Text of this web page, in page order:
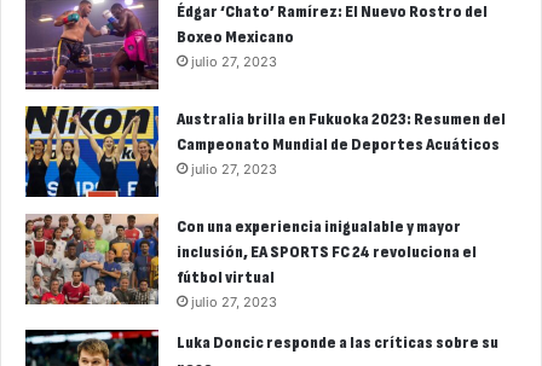
Édgar ‘Chato’ Ramírez: El Nuevo Rostro del
Boxeo Mexicano
julio 27, 2023
Australia brilla en Fukuoka 2023: Resumen del
Campeonato Mundial de Deportes Acuáticos
julio 27, 2023
Con una experiencia inigualable y mayor
inclusión, EA SPORTS FC 24 revoluciona el
fútbol virtual
julio 27, 2023
Luka Doncic responde a las críticas sobre su